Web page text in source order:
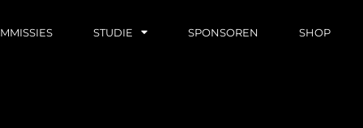
STUDIE SPONSOREN SHOP